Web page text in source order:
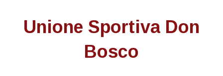
Unione Sportiva Don
Bosco